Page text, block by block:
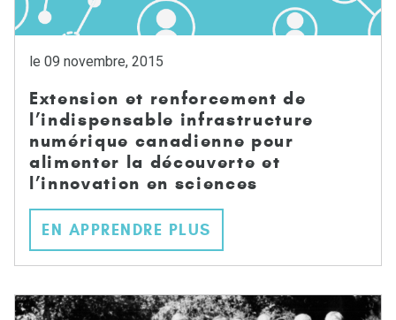
le 09 novembre, 2015
Extension et renforcement de
l’indispensable infrastructure
numérique canadienne pour
alimenter la découverte et
l’innovation en sciences
EN APPRENDRE PLUS